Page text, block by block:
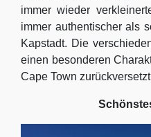
immer wieder
immer authentischer als
Kapstadt. Die
einen besonderen
Cape Town